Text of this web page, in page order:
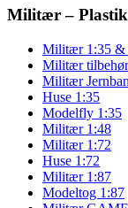
Militær –
Militær 1:35 &
Militær
Militær
Huse 1:35
Modelfly 1:35
Militær 1:48
Militær 1:72
Huse 1:72
Militær 1:87
Modeltog 1:87